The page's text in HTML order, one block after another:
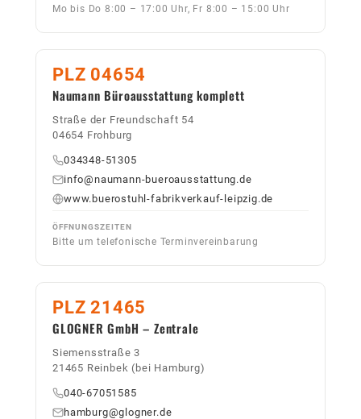
Mo bis Do 8:00 – 17:00 Uhr, Fr 8:00 – 15:00 Uhr
PLZ 04654
Naumann Büroausstattung komplett
Straße der Freundschaft 54
04654 Frohburg
034348-51305
info@naumann-bueroausstattung.de
www.buerostuhl-fabrikverkauf-leipzig.de
ÖFFNUNGSZEITEN
Bitte um telefonische Terminvereinbarung
PLZ 21465
GLOGNER GmbH – Zentrale
Siemensstraße 3
21465 Reinbek (bei Hamburg)
040-67051585
hamburg@glogner.de